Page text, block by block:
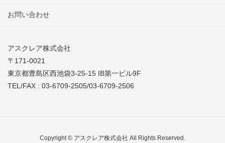
お問い合わせ
アスクレア株式会社
〒171-0021
東京都豊島区西池袋3-25-15 IB第一ビル9F
TEL/FAX : 03-6709-2505/03-6709-2506
Copyright © アスクレア株式会社 All Rights Reserved.